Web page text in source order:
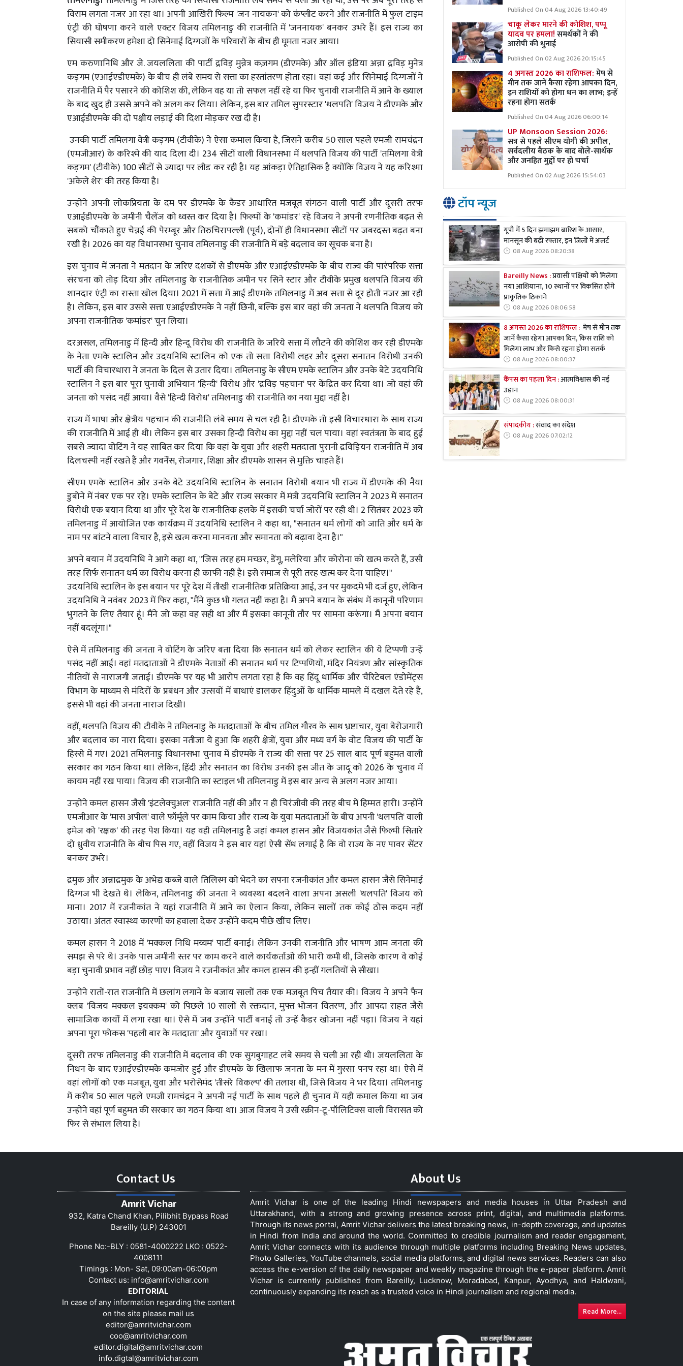
विराम लगता नजर आ रहा था। अपनी आखिरी फिल्म 'जन नायकन' को कंप्लीट करने और राजनीति में फुल टाइम
एंट्री की घोषणा करने वाले एक्टर विजय तमिलनाडु की राजनीति में 'जननायक' बनकर उभरे हैं। इस राज्य का
सियासी समीकरण हमेशा दो सिनेमाई दिग्गजों के परिवारों के बीच ही घूमता नजर आया।
एम करुणानिधि और जे. जयललिता की पार्टी द्रविड़ मुन्नेत्र कज़गम (डीएमके) और ऑल इंडिया अन्ना द्रविड़ मुनेत्र
कड़गम (एआईएडीएमके) के बीच ही लंबे समय से सत्ता का हस्तांतरण होता रहा। वहां कई और सिनेमाई दिग्गजों ने
राजनीति में पैर पसारने की कोशिश की, लेकिन वह या तो सफल नहीं रहे या फिर चुनावी राजनीति में आने के ख्याल
के बाद खुद ही उससे अपने को अलग कर लिया। लेकिन, इस बार तमिल सुपरस्टार 'थलपति' विजय ने डीएमके और
एआईडीएमके की दो पक्षीय लड़ाई की दिशा मोड़कर रख दी है।
उनकी पार्टी तमिलगा वेत्री कड़गम (टीवीके) ने ऐसा कमाल किया है, जिसने करीब 50 साल पहले एमजी रामचंद्रन
(एमजीआर) के करिश्मे की याद दिला दी। 234 सीटों वाली विधानसभा में थलपति विजय की पार्टी 'तमिलगा वेत्री
कड़गम' (टीवीके) 100 सीटों से ज्यादा पर लीड कर रही है। यह आंकड़ा ऐतिहासिक है क्योंकि विजय ने यह करिश्मा
'अकेले शेर' की तरह किया है।
उन्होंने अपनी लोकप्रियता के दम पर डीएमके के कैडर आधारित मजबूत संगठन वाली पार्टी और दूसरी तरफ
एआईडीएमके के जमीनी चैलेंज को ध्वस्त कर दिया है। फिल्मों के 'कमांडर' रहे विजय ने अपनी रणनीतिक बढ़त से
सबको चौंकाते हुए चेन्नई की पेरम्बूर और तिरुचिरापल्ली (पूर्व), दोनों ही विधानसभा सीटों पर जबरदस्त बढ़त बना
रखी है। 2026 का यह विधानसभा चुनाव तमिलनाडु की राजनीति में बड़े बदलाव का सूचक बना है।
इस चुनाव में जनता ने मतदान के जरिए दशकों से डीएमके और एआईएडीएमके के बीच राज्य की पारंपरिक सत्ता
संरचना को तोड़ दिया और तमिलनाडु के राजनीतिक जमीन पर सिने स्टार और टीवीके प्रमुख थलपति विजय की
शानदार एंट्री का रास्ता खोल दिया। 2021 में सत्ता में आई डीएमके तमिलनाडु में अब सत्ता से दूर होती नजर आ रही
है। लेकिन, इस बार उससे सत्ता एआईएडीएमके ने नहीं छिनी, बल्कि इस बार वहां की जनता ने थलपति विजय को
अपना राजनीतिक 'कमांडर' चुन लिया।
दरअसल, तमिलनाडु में हिन्दी और हिन्दू विरोध की राजनीति के जरिये सत्ता में लौटने की कोशिश कर रही डीएमके
के नेता एमके स्टालिन और उदयनिधि स्टालिन को एक तो सत्ता विरोधी लहर और दूसरा सनातन विरोधी उनकी
पार्टी की विचारधारा ने जनता के दिल से उतार दिया। तमिलनाडु के सीएम एमके स्टालिन और उनके बेटे उदयनिधि
स्टालिन ने इस बार पूरा चुनावी अभियान 'हिन्दी' विरोध और 'द्रविड़ पहचान' पर केंद्रित कर दिया था। जो वहां की
जनता को पसंद नहीं आया। वैसे 'हिन्दी विरोध' तमिलनाडु की राजनीति का नया मुद्दा नहीं है।
राज्य में भाषा और क्षेत्रीय पहचान की राजनीति लंबे समय से चल रही है। डीएमके तो इसी विचारधारा के साथ राज्य
की राजनीति में आई ही थी। लेकिन इस बार उसका हिन्दी विरोध का मुद्दा नहीं चल पाया। वहां स्वतंत्रता के बाद हुई
सबसे ज्यादा वोटिंग ने यह साबित कर दिया कि वहां के युवा और शहरी मतदाता पुरानी द्रविड़ियन राजनीति में अब
दिलचस्पी नहीं रखते हैं और गवर्नेंस, रोजगार, शिक्षा और डीएमके शासन से मुक्ति चाहते हैं।
सीएम एमके स्टालिन और उनके बेटे उदयनिधि स्टालिन के सनातन विरोधी बयान भी राज्य में डीएमके की नैया
डुबोने में नंबर एक पर रहे। एमके स्टालिन के बेटे और राज्य सरकार में मंत्री उदयनिधि स्टालिन ने 2023 में सनातन
विरोधी एक बयान दिया था और पूरे देश के राजनीतिक हलके में इसकी चर्चा जोरों पर रही थी। 2 सितंबर 2023 को
तमिलनाडु में आयोजित एक कार्यक्रम में उदयनिधि स्टालिन ने कहा था, "सनातन धर्म लोगों को जाति और धर्म के
नाम पर बांटने वाला विचार है, इसे खत्म करना मानवता और समानता को बढ़ावा देना है।"
अपने बयान में उदयनिधि ने आगे कहा था, "जिस तरह हम मच्छर, डेंगू, मलेरिया और कोरोना को खत्म करते हैं, उसी
तरह सिर्फ सनातन धर्म का विरोध करना ही काफी नहीं है। इसे समाज से पूरी तरह खत्म कर देना चाहिए।"
उदयनिधि स्टालिन के इस बयान पर पूरे देश में तीखी राजनीतिक प्रतिक्रिया आई, उन पर मुकदमे भी दर्ज हुए, लेकिन
उदयनिधि ने नवंबर 2023 में फिर कहा, "मैंने कुछ भी गलत नहीं कहा है। मैं अपने बयान के संबंध में कानूनी परिणाम
भुगतने के लिए तैयार हूं। मैंने जो कहा वह सही था और मैं इसका कानूनी तौर पर सामना करूंगा। मैं अपना बयान
नहीं बदलूंगा।"
ऐसे में तमिलनाडु की जनता ने वोटिंग के जरिए बता दिया कि सनातन धर्म को लेकर स्टालिन की ये टिप्पणी उन्हें
पसंद नहीं आई। वहां मतदाताओं ने डीएमके नेताओं की सनातन धर्म पर टिप्पणियों, मंदिर नियंत्रण और सांस्कृतिक
नीतियों से नाराजगी जताई। डीएमके पर यह भी आरोप लगता रहा है कि वह हिंदू धार्मिक और चैरिटेबल एंडोमेंट्स
विभाग के माध्यम से मंदिरों के प्रबंधन और उत्सवों में बाधाएं डालकर हिंदुओं के धार्मिक मामले में दखल देते रहे हैं,
इससे भी वहां की जनता नाराज दिखी।
वहीं, थलपति विजय की टीवीके ने तमिलनाडु के मतदाताओं के बीच तमिल गौरव के साथ भ्रष्टाचार, युवा बेरोजगारी
और बदलाव का नारा दिया। इसका नतीजा ये हुआ कि शहरी क्षेत्रों, युवा और मध्य वर्ग के वोट विजय की पार्टी के
हिस्से में गए। 2021 तमिलनाडु विधानसभा चुनाव में डीएमके ने राज्य की सत्ता पर 25 साल बाद पूर्ण बहुमत वाली
सरकार का गठन किया था। लेकिन, हिंदी और सनातन का विरोध उनकी इस जीत के जादू को 2026 के चुनाव में
कायम नहीं रख पाया। विजय की राजनीति का स्टाइल भी तमिलनाडु में इस बार अन्य से अलग नजर आया।
उन्होंने कमल हासन जैसी 'इंटलेक्चुअल' राजनीति नहीं की और न ही चिरंजीवी की तरह बीच में हिम्मत हारी। उन्होंने
एमजीआर के 'मास अपील' वाले फॉर्मूले पर काम किया और राज्य के युवा मतदाताओं के बीच अपनी 'थलपति' वाली
इमेज को 'रक्षक' की तरह पेश किया। यह वही तमिलनाडु है जहां कमल हासन और विजयकांत जैसे फिल्मी सितारे
दो ध्रुवीय राजनीति के बीच पिस गए, वहीं विजय ने इस बार यहां ऐसी सेंध लगाई है कि वो राज्य के नए पावर सेंटर
बनकर उभरे।
द्रमुक और अन्नाद्रमुक के अभेद्य कब्जे वाले तिलिस्म को भेदने का सपना रजनीकांत और कमल हासन जैसे सिनेमाई
दिग्गज भी देखते थे। लेकिन, तमिलनाडु की जनता ने व्यवस्था बदलने वाला अपना असली 'थलपति' विजय को
माना। 2017 में रजनीकांत ने यहां राजनीति में आने का ऐलान किया, लेकिन सालों तक कोई ठोस कदम नहीं
उठाया। अंततः स्वास्थ्य कारणों का हवाला देकर उन्होंने कदम पीछे खींच लिए।
कमल हासन ने 2018 में 'मक्कल निधि मय्यम' पार्टी बनाई। लेकिन उनकी राजनीति और भाषण आम जनता की
समझ से परे थे। उनके पास जमीनी स्तर पर काम करने वाले कार्यकर्ताओं की भारी कमी थी, जिसके कारण वे कोई
बड़ा चुनावी प्रभाव नहीं छोड़ पाए। विजय ने रजनीकांत और कमल हासन की इन्हीं गलतियों से सीखा।
उन्होंने रातों-रात राजनीति में छलांग लगाने के बजाय सालों तक एक मजबूत पिच तैयार की। विजय ने अपने फैन
क्लब 'विजय मक्कल इयक्कम' को पिछले 10 सालों से रक्तदान, मुफ्त भोजन वितरण, और आपदा राहत जैसे
सामाजिक कार्यों में लगा रखा था। ऐसे में जब उन्होंने पार्टी बनाई तो उन्हें कैडर खोजना नहीं पड़ा। विजय ने यहां
अपना पूरा फोकस 'पहली बार के मतदाता' और युवाओं पर रखा।
दूसरी तरफ तमिलनाडु की राजनीति में बदलाव की एक सुगबुगाहट लंबे समय से चली आ रही थी। जयललिता के
निधन के बाद एआईएडीएमके कमजोर हुई और डीएमके के खिलाफ जनता के मन में गुस्सा पनप रहा था। ऐसे में
वहां लोगों को एक मजबूत, युवा और भरोसेमंद 'तीसरे विकल्प' की तलाश थी, जिसे विजय ने भर दिया। तमिलनाडु
में करीब 50 साल पहले एमजी रामचंद्रन ने अपनी नई पार्टी के साथ पहले ही चुनाव में यही कमाल किया था जब
उन्होंने वहां पूर्ण बहुमत की सरकार का गठन किया था। आज विजय ने उसी स्क्रीन-टू-पॉलिटिक्स वाली विरासत को
फिर से संभाल लिया है।
Published On 04 Aug 2026 13:40:49
चाकू लेकर मारने की कोशिश, पप्पू
यादव पर हमला!समर्थकों ने की
आरोपी की धुनाई
Published On 02 Aug 2026 20:15:45
4 अगस्त 2026 का राशिफल:मेष से
मीन तक जानें कैसा रहेगा आपका दिन,
इन राशियों को होगा धन का लाभ; इन्हें
रहना होगा सतर्क
Published On 04 Aug 2026 06:00:14
UP Monsoon Session 2026:
सत्र से पहले सीएम योगी की अपील,
सर्वदलीय बैठक के बाद बोले-सार्थक
और जनहित मुद्दों पर हो चर्चा
Published On 02 Aug 2026 15:54:03
टॉप न्यूज
यूपी में 5 दिन झमाझम बारिश के आसार,
मानसून की बढ़ी रफ्तार, इन जिलों में अलर्ट
08 Aug 2026 08:20:38
Bareilly News :प्रवासी पक्षियों को मिलेगा
नया आशियाना, 10 स्थानों पर विकसित होंगे
प्राकृतिक ठिकाने
08 Aug 2026 08:06:58
8 अगस्त 2026 का राशिफल : मेष से मीन तक
जानें कैसा रहेगा आपका दिन, किस राशि को
मिलेगा लाभ और किसे रहना होगा सतर्क
08 Aug 2026 08:00:37
कैंपस का पहला दिन :आत्मविश्वास की नई
उड़ान
08 Aug 2026 08:00:31
संपादकीय :संवाद का संदेश
08 Aug 2026 07:02:12
Contact Us
Amrit Vichar
932, Katra Chand Khan, Pilibhit Bypass Road
Bareilly (U.P) 243001
Phone No:-BLY : 0581-4000222 LKO : 0522-
4008111
Timings : Mon- Sat, 09:00am-06:00pm
Contact us: info@amritvichar.com
EDITORIAL
In case of any information regarding the content
on the site please mail us
editor@amritvichar.com
coo@amritvichar.com
editor.digital@amritvichar.com
info.digtal@amritvichar.com
About Us
Amrit Vichar is one of the leading Hindi newspapers and media houses in Uttar Pradesh and
Uttarakhand, with a strong and growing presence across print, digital, and multimedia platforms.
Through its news portal, Amrit Vichar delivers the latest breaking news, in-depth coverage, and updates
in Hindi from India and around the world. Committed to credible journalism and reader engagement,
Amrit Vichar connects with its audience through multiple platforms including Breaking News updates,
Photo Galleries, YouTube channels, social media platforms, and digital news services. Readers can also
access the e-version of the daily newspaper and weekly magazine through the e-paper platform. Amrit
Vichar is currently published from Bareilly, Lucknow, Moradabad, Kanpur, Ayodhya, and Haldwani,
continuously expanding its reach as a trusted voice in Hindi journalism and regional media.
Read More...